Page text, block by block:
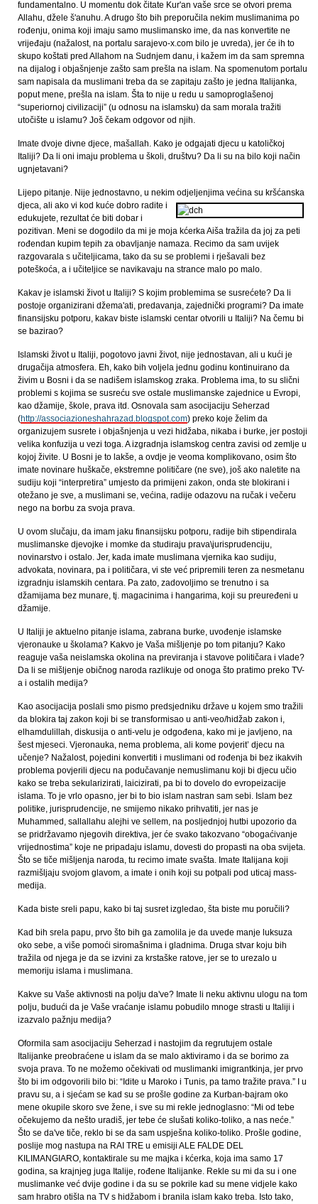
fundamentalno. U momentu dok čitate Kur'an vaše srce se otvori prema
Allahu, džele š'anuhu. A drugo što bih preporučila nekim muslimanima po
rođenju, onima koji imaju samo muslimansko ime, da nas konvertite ne
vrijeđaju (nažalost, na portalu sarajevo-x.com bilo je uvreda), jer će ih to
skupo koštati pred Allahom na Sudnjem danu, i kažem im da sam spremna
na dijalog i objašnjenje zašto sam prešla na islam. Na spomenutom portalu
sam napisala da muslimani treba da se zapitaju zašto je jedna Italijanka,
poput mene, prešla na islam. Šta to nije u redu u samoproglašenoj
“superiornoj civilizaciji” (u odnosu na islamsku) da sam morala tražiti
utočište u islamu? Još čekam odgovor od njih.
Imate dvoje divne djece, mašallah. Kako je odgajati djecu u katoličkoj
Italiji? Da li oni imaju problema u školi, društvu? Da li su na bilo koji način
ugnjetavani?
Lijepo pitanje. Nije jednostavno, u nekim odjeljenjima većina su kršćanska
djeca, ali ako vi kod kuće dobro radite i
edukujete, rezultat će biti dobar i
pozitivan. Meni se dogodilo da mi je moja kćerka Aiša tražila da joj za peti
rođendan kupim tepih za obavljanje namaza. Recimo da sam uvijek
razgovarala s učiteljicama, tako da su se problemi i rješavali bez
poteškoća, a i učiteljice se navikavaju na strance malo po malo.
Kakav je islamski život u Italiji? S kojim problemima se susrećete? Da li
postoje organizirani džema'ati, predavanja, zajednički programi? Da imate
finansijsku potporu, kakav biste islamski centar otvorili u Italiji? Na čemu bi
se bazirao?
Islamski život u Italiji, pogotovo javni život, nije jednostavan, ali u kući je
drugačija atmosfera. Eh, kako bih voljela jednu godinu kontinuirano da
živim u Bosni i da se nadišem islamskog zraka. Problema ima, to su slični
problemi s kojima se susreću sve ostale muslimanske zajednice u Evropi,
kao džamije, škole, prava itd. Osnovala sam asocijaciju Seherzad
(http://associazioneshahrazad.blogspot.com) preko koje želim da
organizujem susrete i objašnjenja u vezi hidžaba, nikaba i burke, jer postoji
velika konfuzija u vezi toga. A izgradnja islamskog centra zavisi od zemlje u
kojoj živite. U Bosni je to lakše, a ovdje je veoma komplikovano, osim što
imate novinare huškače, ekstremne političare (ne sve), još ako naletite na
sudiju koji “interpretira” umjesto da primijeni zakon, onda ste blokirani i
otežano je sve, a muslimani se, većina, radije odazovu na ručak i večeru
nego na borbu za svoja prava.
U ovom slučaju, da imam jaku finansijsku potporu, radije bih stipendirala
muslimanske djevojke i momke da studiraju prava\jurisprudenciju,
novinarstvo i ostalo. Jer, kada imate muslimana vjernika kao sudiju,
advokata, novinara, pa i političara, vi ste već pripremili teren za nesmetanu
izgradnju islamskih centara. Pa zato, zadovoljimo se trenutno i sa
džamijama bez munare, tj. magacinima i hangarima, koji su preuređeni u
džamije.
U Italiji je aktuelno pitanje islama, zabrana burke, uvođenje islamske
vjeronauke u školama? Kakvo je Vaša mišljenje po tom pitanju? Kako
reaguje vaša neislamska okolina na previranja i stavove političara i vlade?
Da li se mišljenje običnog naroda razlikuje od onoga što pratimo preko TV-
a i ostalih medija?
Kao asocijacija poslali smo pismo predsjedniku države u kojem smo tražili
da blokira taj zakon koji bi se transformisao u anti-veo/hidžab zakon i,
elhamdulillah, diskusija o anti-velu je odgođena, kako mi je javljeno, na
šest mjeseci. Vjeronauka, nema problema, ali kome povjerit’ djecu na
učenje? Nažalost, pojedini konvertiti i muslimani od rođenja bi bez ikakvih
problema povjerili djecu na podučavanje nemuslimanu koji bi djecu učio
kako se treba sekularizirati, laicizirati, pa bi to dovelo do evropeizacije
islama. To je vrlo opasno, jer bi to bio islam nastran sam sebi. Islam bez
politike, jurisprudencije, ne smijemo nikako prihvatiti, jer nas je
Muhammed, sallallahu alejhi ve sellem, na posljednjoj hutbi upozorio da
se pridržavamo njegovih direktiva, jer će svako takozvano “obogaćivanje
vrijednostima” koje ne pripadaju islamu, dovesti do propasti na oba svijeta.
Što se tiče mišljenja naroda, tu recimo imate svašta. Imate Italijana koji
razmišljaju svojom glavom, a imate i onih koji su potpali pod uticaj mass-
medija.
Kada biste sreli papu, kako bi taj susret izgledao, šta biste mu poručili?
Kad bih srela papu, prvo što bih ga zamolila je da uvede manje luksuza
oko sebe, a više pomoći siromašnima i gladnima. Druga stvar koju bih
tražila od njega je da se izvini za krstaške ratove, jer se to urezalo u
memoriju islama i muslimana.
Kakve su Vaše aktivnosti na polju da've? Imate li neku aktivnu ulogu na tom
polju, budući da je Vaše vraćanje islamu pobudilo mnoge strasti u Italiji i
izazvalo pažnju medija?
Oformila sam asocijaciju Seherzad i nastojim da regrutujem ostale
Italijanke preobraćene u islam da se malo aktiviramo i da se borimo za
svoja prava. To ne možemo očekivati od muslimanki imigrantkinja, jer prvo
što bi im odgovorili bilo bi: “Idite u Maroko i Tunis, pa tamo tražite prava.” I u
pravu su, a i sjećam se kad su se prošle godine za Kurban-bajram oko
mene okupile skoro sve žene, i sve su mi rekle jednoglasno: “Mi od tebe
očekujemo da nešto uradiš, jer tebe će slušati koliko-toliko, a nas neće.”
Što se da've tiče, reklo bi se da sam uspješna koliko-toliko. Prošle godine,
poslije mog nastupa na RAI TRE u emisiji ALE FALDE DEL
KILIMANGIARO, kontaktirale su me majka i kćerka, koja ima samo 17
godina, sa krajnjeg juga Italije, rođene Italijanke. Rekle su mi da su i one
muslimanke već dvije godine i da su se pokrile kad su mene vidjele kako
sam hrabro otišla na TV s hidžabom i branila islam kako treba. Isto tako,